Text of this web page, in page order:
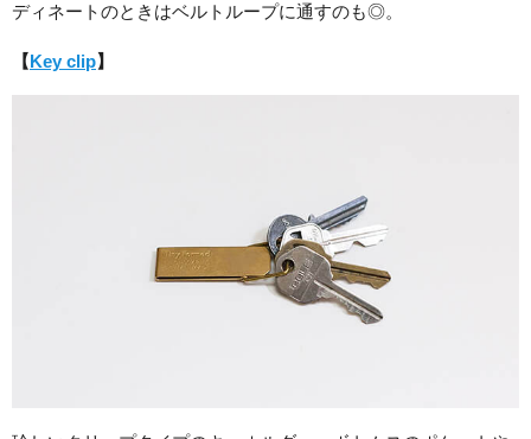
ディネートのときはベルトループに通すのも◎。
【Key clip】